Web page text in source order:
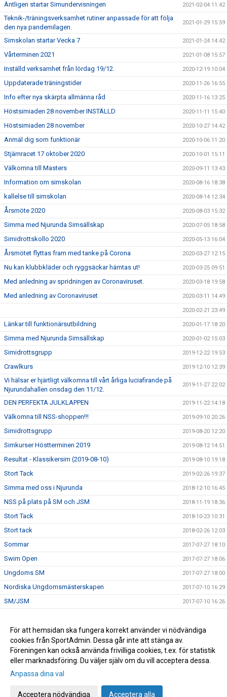
Äntligen startar Simundervisningen 2021-02-04 11:42
Teknik-/träningsverksamhet rutiner anpassade för att följa
den nya pandemilagen.
2021-01-29 15:59
Simskolan startar Vecka 7 2021-01-24 14:42
Vårterminen 2021 2021-01-08 15:57
Inställd verksamhet från lördag 19/12. 2020-12-19 10:04
Uppdaterade träningstider 2020-11-26 16:55
Info efter nya skärpta allmänna råd 2020-11-16 13:25
Höstsimiaden 28 november INSTÄLLD 2020-11-11 15:40
Höstsimiaden 28 november 2020-10-27 14:42
Anmäl dig som funktionär 2020-10-06 11:20
Stjärnracet 17 oktober 2020 2020-10-01 15:11
Välkomna till Masters 2020-09-11 13:43
Information om simskolan 2020-08-16 18:38
kallelse till simskolan 2020-08-14 12:34
Årsmöte 2020 2020-08-03 15:32
Simma med Njurunda Simsällskap 2020-07-05 18:58
Simidrottskollo 2020 2020-05-13 16:04
Årsmötet flyttas fram med tanke på Corona 2020-03-27 12:15
Nu kan klubbkläder och ryggsäckar hämtas ut! 2020-03-25 09:51
Med anledning av spridningen av Coronaviruset. 2020-03-18 19:58
Med anledning av Coronaviruset 2020-03-11 14:49
2020-02-21 23:49
Länkar till funktionärsutbildning 2020-01-17 18:20
Simma med Njurunda Simsällskap 2020-01-02 15:03
Simidrottsgrupp 2019-12-22 19:53
Crawlkurs 2019-12-10 12:39
Vi hälsar er hjärtligt välkomna till vårt årliga luciafirande på
Njurundahallen onsdag den 11/12.
2019-11-27 22:02
DEN PERFEKTA JULKLAPPEN 2019-11-22 14:18
Välkomna till NSS-shoppen!!! 2019-09-10 20:26
Simidrottsgrupp 2019-08-20 12:20
Simkurser Höstterminen 2019 2019-08-12 14:51
Resultat - Klassikersim (2019-08-10) 2019-08-10 19:18
Stort Tack 2019-02-26 19:37
Simma med oss i Njurunda 2018-12-10 16:45
NSS på plats på SM och JSM 2018-11-19 18:36
Stort Tack 2018-10-23 10:31
Stort tack 2018-02-26 12:03
Sommar 2017-07-27 18:10
Swim Open 2017-07-27 18:06
Ungdoms SM 2017-07-27 18:00
Nordiska Ungdomsmästerskapen 2017-07-10 16:29
SM/JSM 2017-07-10 16:26
Ungdoms SM Guld 2017-04-21 17:11
Grattis Robin 2017-04-21 17:02
Gå till Webbversion
För att hemsidan ska fungera korrekt använder vi nödvändiga
cookies från SportAdmin. Dessa går inte att stänga av.
Föreningen kan också använda frivilliga cookies, t.ex. för statistik
eller marknadsföring. Du väljer själv om du vill acceptera dessa.
Anpassa dina val
Acceptera nödvändiga Acceptera alla